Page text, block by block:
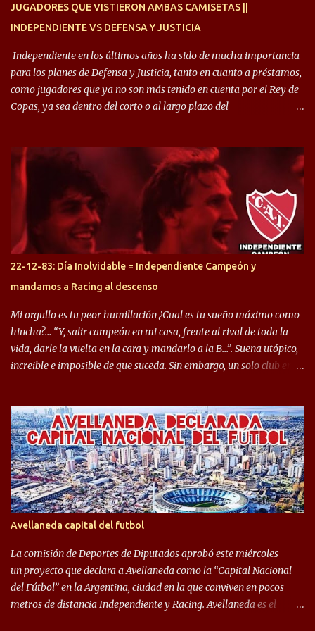
JUGADORES QUE VISTIERON AMBAS CAMISETAS ||
INDEPENDIENTE VS DEFENSA Y JUSTICIA
Independiente en los últimos años ha sido de mucha importancia
para los planes de Defensa y Justicia, tanto en cuanto a préstamos,
como jugadores que ya no son más tenido en cuenta por el Rey de
Copas, ya sea dentro del corto o al largo plazo del
Halcón de Varela, como lo es Brian Romero, quien paso a
préstamo allí durante el último mercado de pases y ha rendido de
gran manera, convirtiendo goles importantes, sobre todo en la
copa sudamericana. Pero no sucedió lo mismo en cuanto al
rendimiento que ha producido en el Rojo. Pasando a jugadores que
jugaron en Defensa y ahora están en el rojo, tenemos a la dupla
Gastón Togni y Domingo Blanco, donde ambos explotaron
futbolísticamente hablando en el equipo de Varela, donde, por
ejemplo, el caso de Mingo llego a ser tenido en cuenta para el
Seleccionado Argentino, rendimiento que aún no ha logrado
mostrar en Independiente. En e...
22-12-83: Día Inolvidable = Independiente Campeón y
mandamos a Racing al descenso
Mi orgullo es tu peor humillación ¿Cual es tu sueño máximo como
hincha?… “Y, salir campeón en mi casa, frente al rival de toda la
vida, darle la vuelta en la cara y mandarlo a la B…”. Suena utópico,
increible e imposible de que suceda. Sin embargo, un solo club en el
campeonato del '83 año consagratorio para el Rojo y, por el otro, el
haber mandado al descenso a su eterno rival. 22 de diciembre de
1983 es una fecha que pocos hinchas de Independiente pueden
dejar en el olvido. Es que ese día, el "Rojo" derrotó a Racing por 2 a
0, se consagró campeón y, además, mandó al descenso a su eterno
rival. El clásico de Avellaneda marcó el epílogo del campeonato,
algo totalmente inusual para estas épocas, donde la violencia no
permite encuentros de riesgo sobre el final de los torneos. En la
década del ochenta y con una democracia flo...
Avellaneda capital del futbol
La comisión de Deportes de Diputados aprobó este miércoles
un proyecto que declara a Avellaneda como la “Capital Nacional
del Fútbol” en la Argentina, ciudad en la que conviven en pocos
metros de distancia Independiente y Racing. Avellaneda es el